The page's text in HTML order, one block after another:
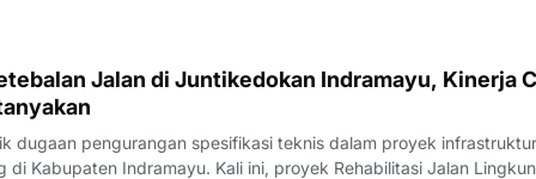
Jalan di Juntikedokan Indramayu, Kinerja
dugaan pengurangan spesifikasi teknis dalam proyek
di Kabupaten Indramayu. Kali ini, proyek Rehabilitasi Jalan